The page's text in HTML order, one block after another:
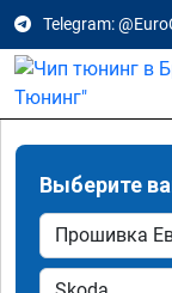
Telegram:
Выберите